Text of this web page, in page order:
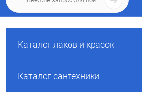
Каталог лаков и красок
Каталог сантехники